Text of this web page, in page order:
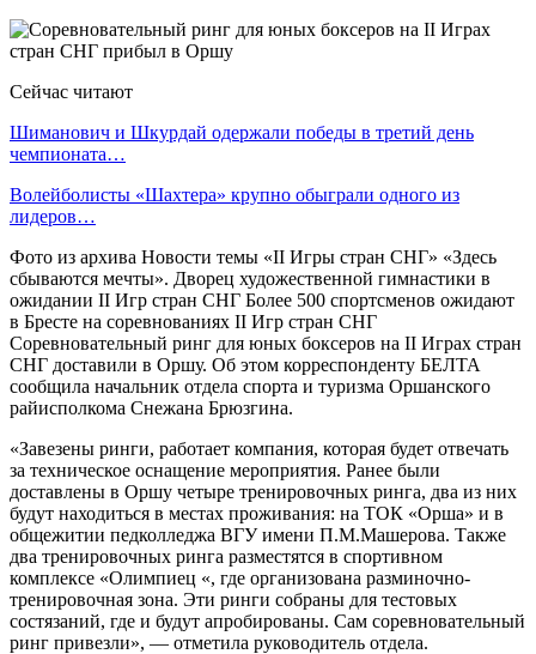
Сейчас читают
Шиманович и Шкурдай одержали победы в третий день
чемпионата…
Волейболисты «Шахтера» крупно обыграли одного из
лидеров…
Фото из архива Новости темы «II Игры стран СНГ» «Здесь
сбываются мечты». Дворец художественной гимнастики в
ожидании II Игр стран СНГ Более 500 спортсменов ожидают
в Бресте на соревнованиях II Игр стран СНГ
Соревновательный ринг для юных боксеров на II Играх стран
СНГ доставили в Оршу. Об этом корреспонденту БЕЛТА
сообщила начальник отдела спорта и туризма Оршанского
райисполкома Снежана Брюзгина.
«Завезены ринги, работает компания, которая будет отвечать
за техническое оснащение мероприятия. Ранее были
доставлены в Оршу четыре тренировочных ринга, два из них
будут находиться в местах проживания: на ТОК «Орша» и в
общежитии педколледжа ВГУ имени П.М.Машерова. Также
два тренировочных ринга разместятся в спортивном
комплексе «Олимпиец «, где организована разминочно-
тренировочная зона. Эти ринги собраны для тестовых
состязаний, где и будут апробированы. Сам соревновательный
ринг привезли», — отметила руководитель отдела.